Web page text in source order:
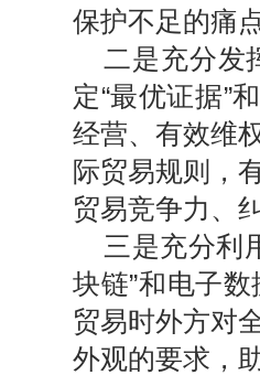
保护不足的痛
二是充分发
定“最优证据”
经营、有效维
际贸易规则，
贸易竞争力、
三是充分利
块链”和电子
贸易时外方对
外观的要求，